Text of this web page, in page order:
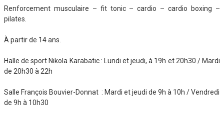
d'association
Renforcement musculaire – fit tonic – cardio – cardio boxing –
pilates.
À partir de 14 ans.
Halle de sport Nikola Karabatic : Lundi et jeudi, à 19h et 20h30 / Mardi
de 20h30 à 22h
Salle François Bouvier-Donnat : Mardi et jeudi de 9h à 10h / Vendredi
de 9h à 10h30